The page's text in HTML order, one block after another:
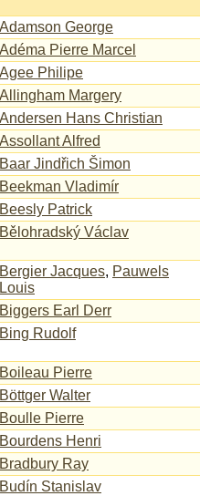
Adamson George
Adéma Pierre Marcel
Agee Philipe
Allingham Margery
Andersen Hans Christian
Assollant Alfred
Baar Jindřich Šimon
Beekman Vladimír
Beesly Patrick
Bělohradský Václav
Bergier Jacques, Pauwels
Louis
Biggers Earl Derr
Bing Rudolf
Boileau Pierre
Böttger Walter
Boulle Pierre
Bourdens Henri
Bradbury Ray
Budín Stanislav